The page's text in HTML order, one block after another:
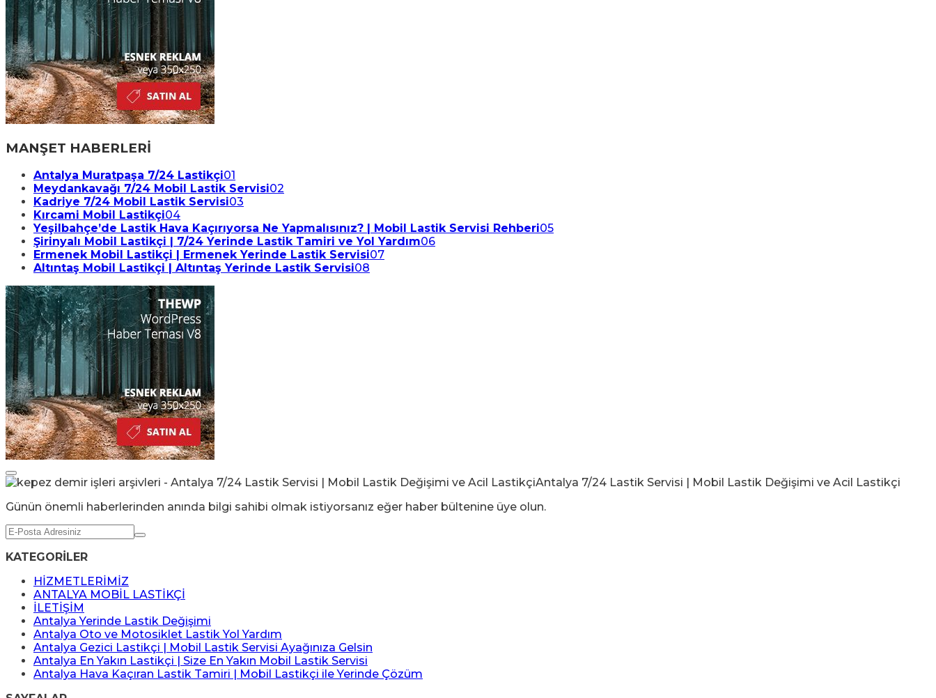
MANŞET HABERLERİ
Antalya Muratpaşa 7/24 Lastikçi01
Meydankavağı 7/24 Mobil Lastik Servisi02
Kadriye 7/24 Mobil Lastik Servisi03
Kırcami Mobil Lastikçi04
Yeşilbahçe’de Lastik Hava Kaçırıyorsa Ne Yapmalısınız? | Mobil Lastik Servisi Rehberi05
Şirinyalı Mobil Lastikçi | 7/24 Yerinde Lastik Tamiri ve Yol Yardım06
Ermenek Mobil Lastikçi | Ermenek Yerinde Lastik Servisi07
Altıntaş Mobil Lastikçi | Altıntaş Yerinde Lastik Servisi08
Günün önemli haberlerinden anında bilgi sahibi olmak istiyorsanız eğer haber bültenine üye olun.
KATEGORİLER
HİZMETLERİMİZ
ANTALYA MOBİL LASTİKÇİ
İLETİŞİM
Antalya Yerinde Lastik Değişimi
Antalya Oto ve Motosiklet Lastik Yol Yardım
Antalya Gezici Lastikçi | Mobil Lastik Servisi Ayağınıza Gelsin
Antalya En Yakın Lastikçi | Size En Yakın Mobil Lastik Servisi
Antalya Hava Kaçıran Lastik Tamiri | Mobil Lastikçi ile Yerinde Çözüm